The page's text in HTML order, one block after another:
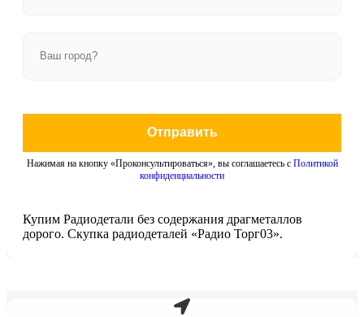
Отправить
Нажимая на кнопку «Проконсультироваться», вы соглашаетесь с Политикой
конфиденциальности
Купим Радиодетали без содержания драгметаллов
дорого. Скупка радиодеталей «Радио Торг03».